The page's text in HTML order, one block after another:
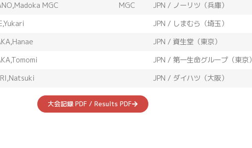
MGC MGC JPN / ノーリツ（兵庫）
JPN / しまむら（埼玉）
JPN / 資生堂（東京）
JPN / 第一生命グループ（東京）
JPN / ダイハツ（大阪）
大会記録 PDF / Results PDF